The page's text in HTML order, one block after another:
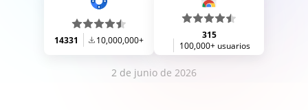
14331 10,000,000+
315
100,000+ usuarios
2 de junio de 2026